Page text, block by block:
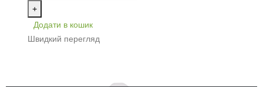
+
Додати в кошик
Швидкий перегляд